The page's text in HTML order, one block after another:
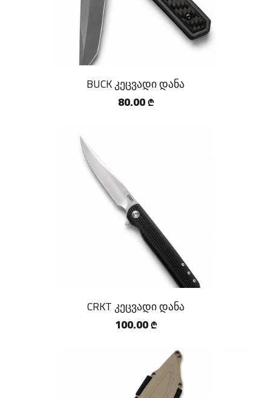
BUCK კეცვადი დანა
80.00 ₾
CRKT კეცვადი დანა
100.00 ₾